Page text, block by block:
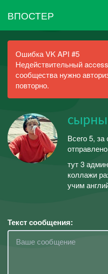
ВПОСТЕР
Ошибка VK API #5
Недействительный
сообщества нужно
повторно.
Всего 5,
тут 3
коллажи
учим
Текст сообщения: